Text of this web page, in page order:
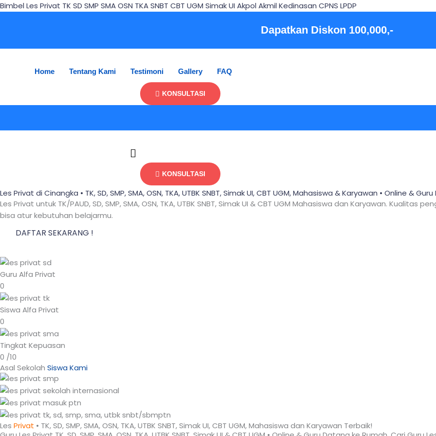
Skip
Bimbel Les Privat TK SD SMP SMA OSN TKA SNBT CBT UGM Simak UI Akpol Akmil Kedinasan CPNS LPDP
Dapatkan Diskon 100,000,-
Home Tentang Kami Testimoni Gallery FAQ
KONSULTASI
KONSULTASI
Les Privat di Cinangka • TK, SD, SMP, SMA, OSN, TKA, UTBK SNBT, Simak UI, CBT UGM, Mahasiswa & Karyawan • Online &
Les Privat untuk TK/PAUD, SD, SMP, SMA, OSN, TKA, UTBK SNBT, Simak UI & CBT UGM Mahasiswa dan Karyawan.
bisa atur kebutuhan belajarmu.
DAFTAR SEKARANG !
Guru Alfa Privat
0
Siswa Alfa Privat
0
Tingkat Kepuasan
0 /10
Asal Sekolah Siswa Kami
Les Privat • TK, SD, SMP, SMA, OSN, TKA, UTBK SNBT, Simak UI, CBT UGM, Mahasiswa dan Karyawan Terbaik!​